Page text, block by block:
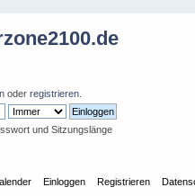
oder registrieren
und Sitzungslänge
Einloggen Registrieren